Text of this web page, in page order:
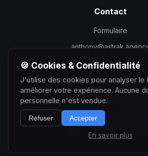
Contact
Formulaire
©2026Anthony Courtin - Consultant
Mentions Légales
Partenaire
Astrak Agency
🍪 Cookies & Confidentialité
J'utilise des cookies pour analyser le
améliorer votre expérience. Aucune
personnelle n'est vendue.
Refuser Accepter
En savoir plus